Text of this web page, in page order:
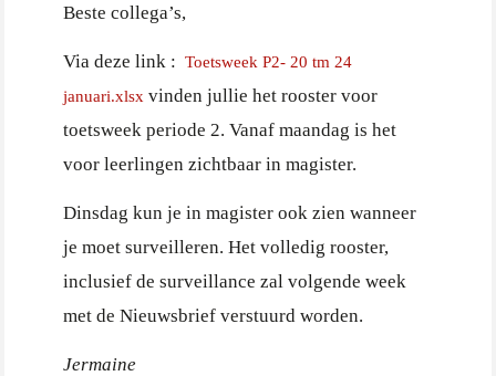
Beste collega’s,
Via deze link : Toetsweek P2- 20 tm 24
januari.xlsx vinden jullie het rooster voor
toetsweek periode 2. Vanaf maandag is het
voor leerlingen zichtbaar in magister.
Dinsdag kun je in magister ook zien wanneer
je moet surveilleren. Het volledig rooster,
inclusief de surveillance zal volgende week
met de Nieuwsbrief verstuurd worden.
Jermaine